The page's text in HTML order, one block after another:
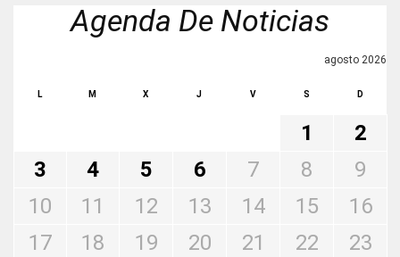
Agenda De Noticias
agosto 2026
L M X J V S D
1
2
3
4 5 6 7 8
9
10
11 12 13 14 15
16
17
18 19 20 21 22
23